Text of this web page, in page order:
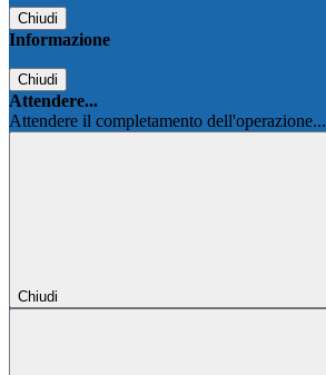
Chiudi
Informazione
Chiudi
Attendere...
Attendere il completamento dell'operazione...
Chiudi